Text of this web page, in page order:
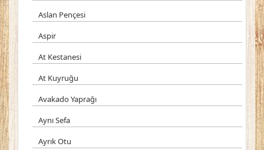
Aslan Pençesi
Aspir
At Kestanesi
At Kuyruğu
Avakado Yaprağı
Aynı Sefa
Ayrık Otu